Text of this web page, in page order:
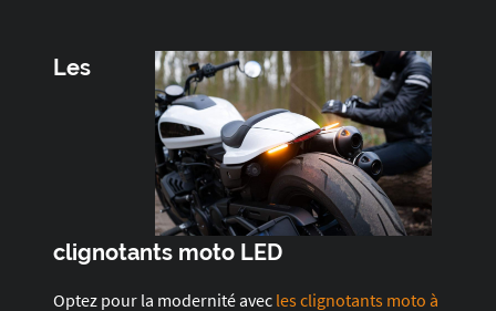
Les
clignotants moto LED
Optez pour la modernité avec les clignotants moto à